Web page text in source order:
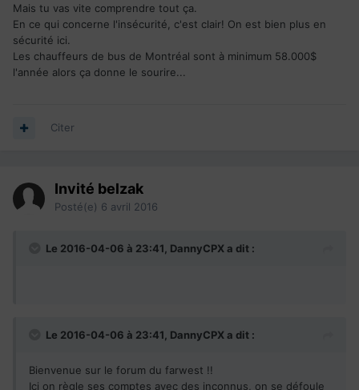
Mais tu vas vite comprendre tout ça.
En ce qui concerne l'insécurité, c'est clair! On est bien plus en
sécurité ici.
Les chauffeurs de bus de Montréal sont à minimum 58.000$
l'année alors ça donne le sourire...
Citer
Invité belzak
Posté(e) 6 avril 2016
Le 2016-04-06 à 23:41, DannyCPX a dit :
Le 2016-04-06 à 23:41, DannyCPX a dit :
Bienvenue sur le forum du farwest !!
Ici on règle ses comptes avec des inconnus, on se défoule